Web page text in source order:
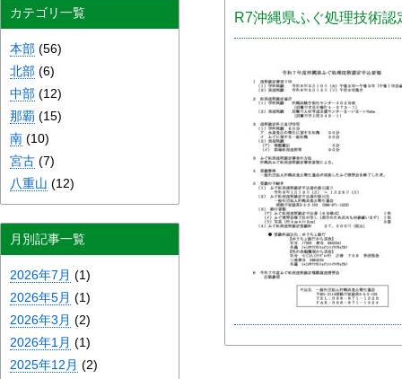
カテゴリ一覧
本部 (56)
北部 (6)
中部 (12)
那覇 (15)
南 (10)
宮古 (7)
八重山 (12)
月別記事一覧
2026年7月 (1)
2026年5月 (1)
2026年3月 (2)
2026年1月 (1)
2025年12月 (2)
R7沖縄県ふぐ処理技術認